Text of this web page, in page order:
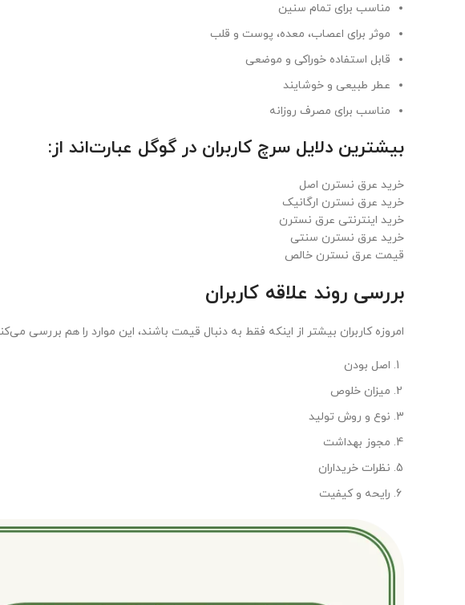
مناسب برای تمام سنین
موثر برای اعصاب، معده، پوست و قلب
قابل استفاده خوراکی و موضعی
عطر طبیعی و خوشایند
مناسب برای مصرف روزانه
بیشترین دلایل سرچ کاربران در گوگل عبارت‌اند از:
خرید عرق نسترن اصل
خرید عرق نسترن ارگانیک
خرید اینترنتی عرق نسترن
خرید عرق نسترن سنتی
قیمت عرق نسترن خالص
بررسی روند علاقه کاربران
امروزه کاربران بیشتر از اینکه فقط به دنبال قیمت باشند، این موارد را هم بررسی
اصل بودن
میزان خلوص
نوع و روش تولید
مجوز بهداشت
نظرات خریداران
رایحه و کیفیت